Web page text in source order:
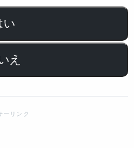
い
え